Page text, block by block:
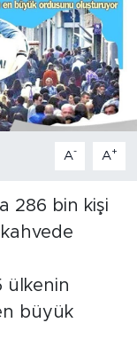
A- A+
286 bin kişi
ülkenin
büyük